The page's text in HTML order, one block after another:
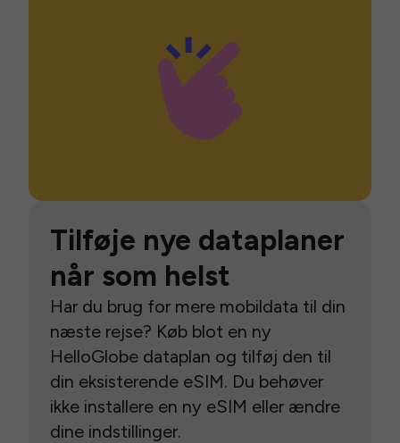
Tilføje nye dataplaner
når som helst
Har du brug for mere mobildata til din
næste rejse? Køb blot en ny
HelloGlobe dataplan og tilføj den til
din eksisterende eSIM. Du behøver
ikke installere en ny eSIM eller ændre
dine indstillinger.